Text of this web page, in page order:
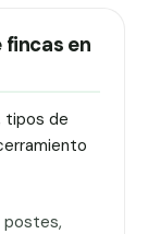
fincas en
tipos de
postes,